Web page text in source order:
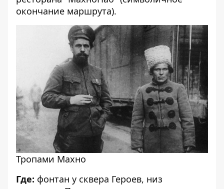
окончание маршрута).
Тропами Махно
Где: фонтан у сквера Героев, низ